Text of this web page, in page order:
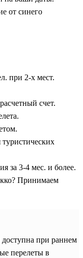
от синего
при 2-х мест.
счет.
за 3-4 мес. и более.
Принимаем
доступна при раннем
перелеты в